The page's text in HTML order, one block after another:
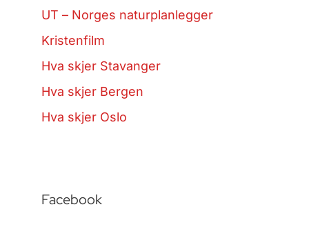
UT – Norges naturplanlegger
Kristenfilm
Hva skjer Stavanger
Hva skjer Bergen
Hva skjer Oslo
Facebook